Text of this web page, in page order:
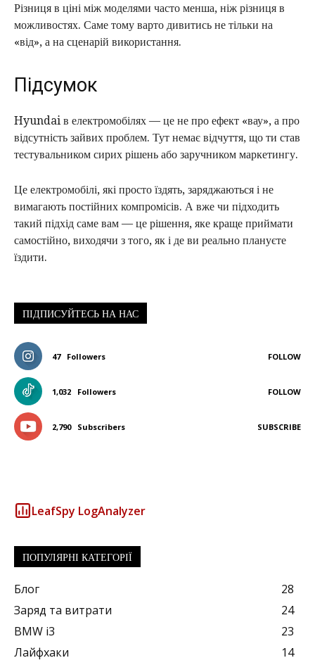
Різниця в ціні між моделями часто менша, ніж різниця в
можливостях. Саме тому варто дивитись не тільки на
«від», а на сценарій використання.
Підсумок
Hyundai в електромобілях — це не про ефект «вау», а про
відсутність зайвих проблем. Тут немає відчуття, що ти став
тестувальником сирих рішень або заручником маркетингу.
Це електромобілі, які просто їздять, заряджаються і не
вимагають постійних компромісів. А вже чи підходить
такий підхід саме вам — це рішення, яке краще приймати
самостійно, виходячи з того, як і де ви реально плануєте
їздити.
ПІДПИСУЙТЕСЬ НА НАС
47 Followers FOLLOW
1,032 Followers FOLLOW
2,790 Subscribers SUBSCRIBE
LeafSpy LogAnalyzer
ПОПУЛЯРНІ КАТЕГОРІЇ
Блог
28
Заряд та витрати
24
BMW i3
23
Лайфхаки
14